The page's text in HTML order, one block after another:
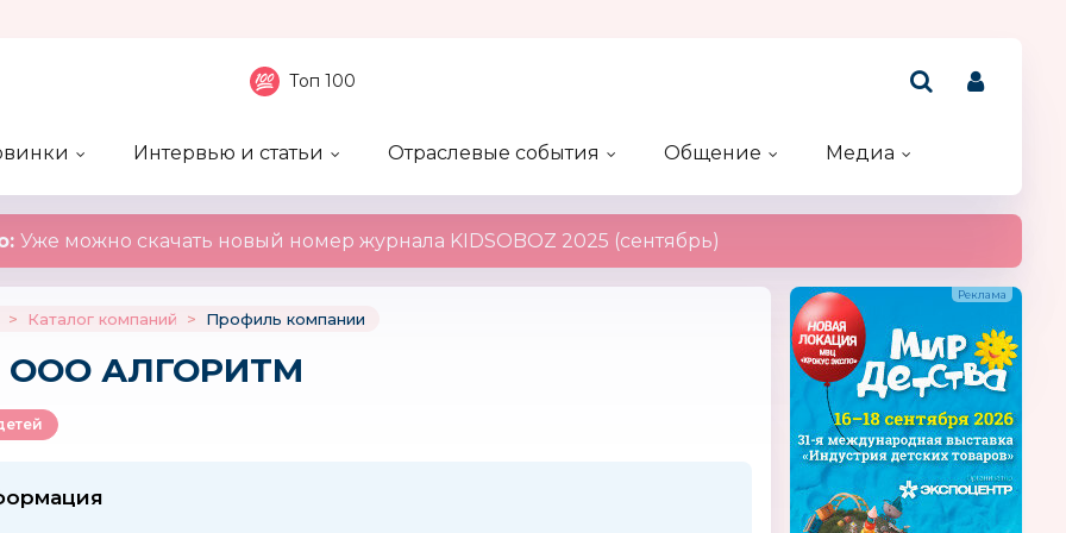
Топ 100
Интервью и статьи
Отраслевые события
Общение
Медиа
Уже можно скачать новый номер журнала KIDSOBOZ 2025 (сентябрь)
> Каталог компаний > Профиль компании
ООО АЛГОРИТМ